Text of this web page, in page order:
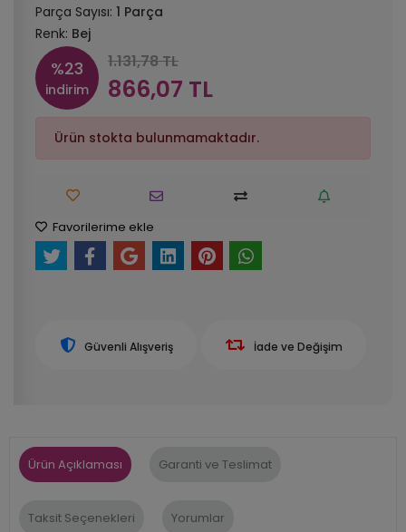
Parça Sayısı: 1 Parça
Renk: Bej
%23
indirim
1.131,78 TL
866,07 TL
Ürün stokta bulunmamaktadır.
Favorilerime ekle
Güvenli Alışveriş İade ve Değişim
Ürün Açıklaması Garanti ve Teslimat
Taksit Seçenekleri Yorumlar